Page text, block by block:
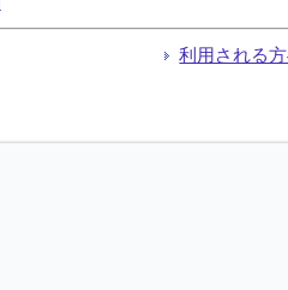
利用される